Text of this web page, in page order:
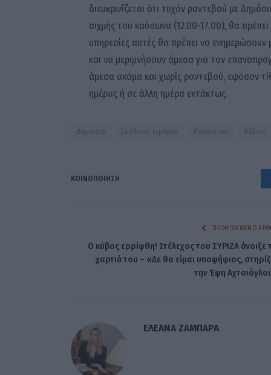
διευκρινίζεται ότι τυχόν ραντεβού με
αιχμής του καύσωνα (12.00-17.00), θα
υπηρεσίες αυτές θα πρέπει να
και να μεριμνήσουν άμεσα για τον
άμεσα ακόμα και χωρίς ραντεβού, εφόσον
ημέρας ή σε άλλη ημέρα εκτάκτως.
Δημόσιο Ευέλικτο ωράριο Καύσωνας Κλέων
ΚΟΙΝΟΠΟΊΗΣΗ
ΠΡΟΗΓΟΎΜΕΝΟ
Ο κύβος ερρίφθη! Στέλεχος του ΣΥΡΙΖΑ άνοιξε
χαρτιά του – «Δε θα είμαι υποψήφιος,
την Έφη
ΕΛΕΑΝΑ ΖΑΜΠΑΡΑ